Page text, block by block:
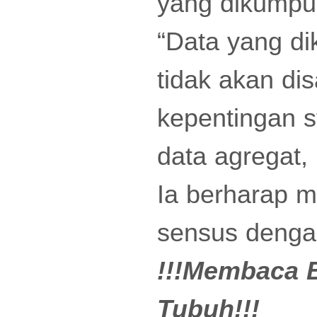
“Data yang
tidak akan
kepentingan
data agregat,
Ia berharap
sensus
!!!Membaca
Tubuh!!!